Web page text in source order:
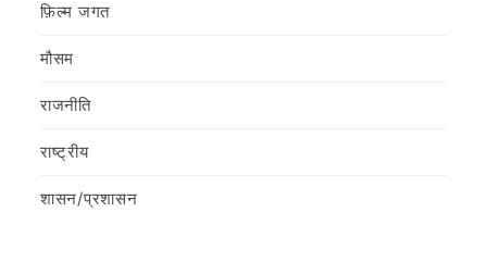
फ़िल्‍म जगत
मौसम
राजनीति
राष्ट्रीय
शासन/प्रशासन